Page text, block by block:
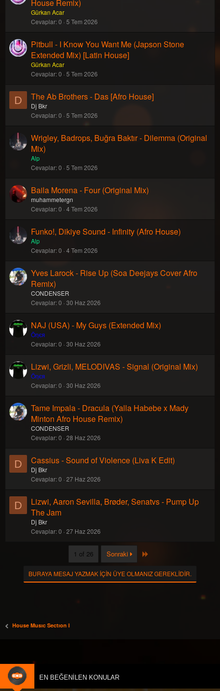
House Remix)
Gürkan Acar
Cevaplar 0 5 Tem 2026
Pitbull - I Know You Want Me (Japson Stone
Extended Mix) [Latin House]
Gürkan Acar
Cevaplar 0 5 Tem 2026
D The Ab Brothers - Das [Afro House]
Dj Bkr
Cevaplar 0 5 Tem 2026
Wrigley, Badrops, Buğra Baktır - Dilemma (Original
Mix)
Alp
Cevaplar 0 5 Tem 2026
Baila Morena - Four (Original Mix)
muhammetergn
Cevaplar 0 4 Tem 2026
Funko!, Dikiye Sound - Infinity (Afro House)
Alp
Cevaplar 0 4 Tem 2026
Yves Larock - Rise Up (Soa Deejays Cover Afro
Remix)
CONDENSER
Cevaplar 0 30 Haz 2026
NAJ (USA) - My Guys (Extended Mix)
Öηєя
Cevaplar 0 30 Haz 2026
Lizwi, Grizli, MELODIVAS - Signal (Original Mix)
Öηєя
Cevaplar 0 30 Haz 2026
Tame Impala - Dracula (Yalla Habebe x Mady
Minton Afro House Remix)
CONDENSER
Cevaplar 0 28 Haz 2026
D Cassius - Sound of Violence (Liva K Edit)
Dj Bkr
Cevaplar 0 27 Haz 2026
D
Lizwi, Aaron Sevilla, Brøder, Senatvs - Pump Up
The Jam
Dj Bkr
Cevaplar 0 27 Haz 2026
1 of 26 Sonraki
BURAYA MESAJ YAZMAK IÇIN ÜYE OLMANIZ GEREKLIDIR.
House Musıc Sectıon I
EN BEĞENILEN KONULAR